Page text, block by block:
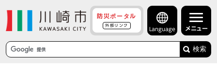
防災ポータル
外部リンク
Language メニュー
検索